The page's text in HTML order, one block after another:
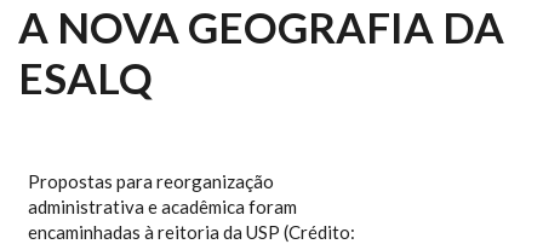
A NOVA GEOGRAFIA DA
ESALQ
Propostas para reorganização
administrativa e acadêmica foram
encaminhadas à reitoria da USP (Crédito: